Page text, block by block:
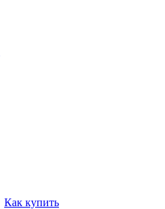
Как купить